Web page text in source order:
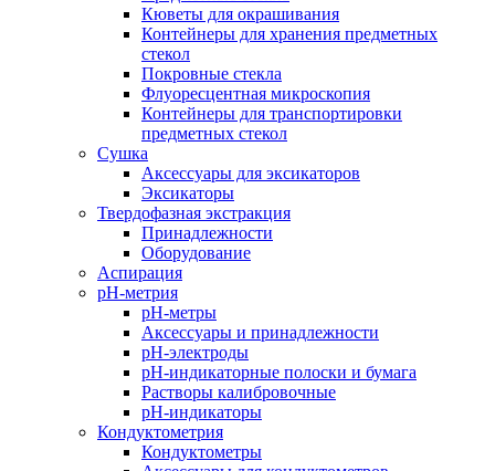
Кюветы для окрашивания
Контейнеры для хранения предметных
стекол
Покровные стекла
Флуоресцентная микроскопия
Контейнеры для транспортировки
предметных стекол
Сушка
Аксессуары для эксикаторов
Эксикаторы
Твердофазная экстракция
Принадлежности
Оборудование
Аспирация
pH-метрия
pH-метры
Аксессуары и принадлежности
pH-электроды
pH-индикаторные полоски и бумага
Растворы калибровочные
pH-индикаторы
Кондуктометрия
Кондуктометры